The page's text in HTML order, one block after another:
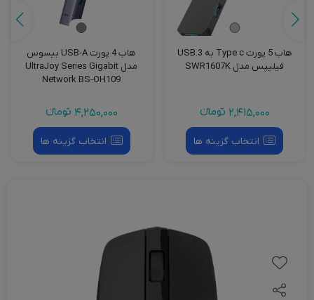
هاب 5 پورت Type c به USB.3
فیلیپس مدل SWR1607K
2,415,000 تومانءء
انتخاب گزینه ها
هاب 4 پورت USB-A بیسوس
مدل UltraJoy Series Gigabit
Network BS-OH109
4,250,000 تومانءء
انتخاب گزینه ها